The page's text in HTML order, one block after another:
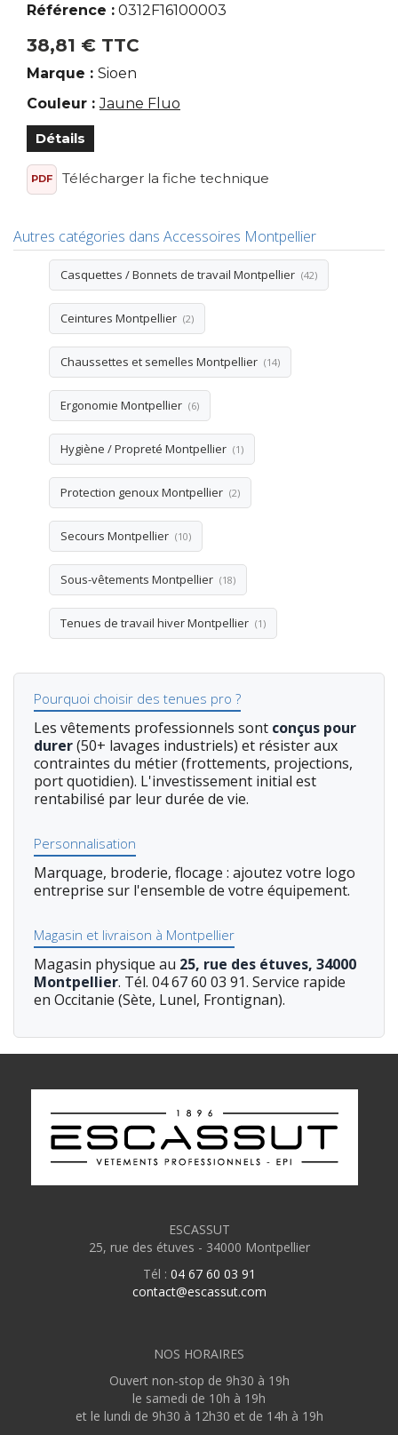
Référence : 0312F16100003
38,81 € TTC
Marque : Sioen
Couleur :Jaune Fluo
Détails
PDF Télécharger la fiche technique
Autres catégories dans Accessoires Montpellier
Casquettes / Bonnets de travail Montpellier (42)
Ceintures Montpellier (2)
Chaussettes et semelles Montpellier (14)
Ergonomie Montpellier (6)
Hygiène / Propreté Montpellier (1)
Protection genoux Montpellier (2)
Secours Montpellier (10)
Sous-vêtements Montpellier (18)
Tenues de travail hiver Montpellier (1)
Pourquoi choisir des tenues pro ?
Les vêtements professionnels sont conçus pour
durer(50+ lavages industriels) et résister aux
contraintes du métier (frottements, projections,
port quotidien). L'investissement initial est
rentabilisé par leur durée de vie.
Personnalisation
Marquage, broderie, flocage : ajoutez votre logo
entreprise sur l'ensemble de votre équipement.
Magasin et livraison à Montpellier
Magasin physique au 25, rue des étuves, 34000
Montpellier. Tél. 04 67 60 03 91. Service rapide
en Occitanie (Sète, Lunel, Frontignan).
ESCASSUT
25, rue des étuves - 34000 Montpellier
Tél : 04 67 60 03 91
contact@escassut.com
NOS HORAIRES
Ouvert non-stop de 9h30 à 19h
le samedi de 10h à 19h
et le lundi de 9h30 à 12h30 et de 14h à 19h